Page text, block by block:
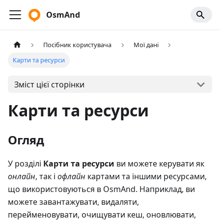
OsmAnd
Посібник користувача
Мої дані
Карти та ресурси
Зміст цієї сторінки
Карти та ресурси
Огляд
У розділі Карти та ресурси ви можете керувати як
онлайн, так і офлайн картами та іншими ресурсами,
що використовуються в OsmAnd. Наприклад, ви
можете завантажувати, видаляти,
перейменовувати, очищувати кеш, оновлювати,